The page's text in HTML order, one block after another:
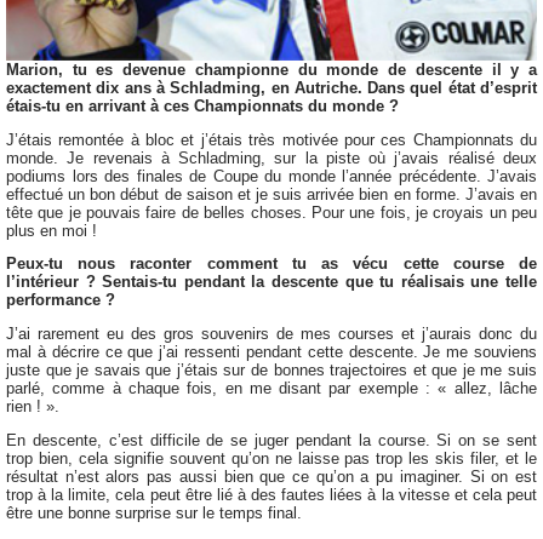
Marion, tu es devenue championne du monde de descente il y a
exactement dix ans à Schladming, en Autriche. Dans quel état d’esprit
étais-tu en arrivant à ces Championnats du monde ?
J’étais remontée à bloc et j’étais très motivée pour ces Championnats du
monde. Je revenais à Schladming, sur la piste où j’avais réalisé deux
podiums lors des finales de Coupe du monde l’année précédente. J’avais
effectué un bon début de saison et je suis arrivée bien en forme. J’avais en
tête que je pouvais faire de belles choses. Pour une fois, je croyais un peu
plus en moi !
Peux-tu nous raconter comment tu as vécu cette course de
l’intérieur ? Sentais-tu pendant la descente que tu réalisais une telle
performance ?
J’ai rarement eu des gros souvenirs de mes courses et j’aurais donc du
mal à décrire ce que j’ai ressenti pendant cette descente. Je me souviens
juste que je savais que j’étais sur de bonnes trajectoires et que je me suis
parlé, comme à chaque fois, en me disant par exemple : « allez, lâche
rien ! ».
En descente, c’est difficile de se juger pendant la course. Si on se sent
trop bien, cela signifie souvent qu’on ne laisse pas trop les skis filer, et le
résultat n’est alors pas aussi bien que ce qu’on a pu imaginer. Si on est
trop à la limite, cela peut être lié à des fautes liées à la vitesse et cela peut
être une bonne surprise sur le temps final.